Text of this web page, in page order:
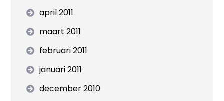
april 2011
maart 2011
februari 2011
januari 2011
december 2010